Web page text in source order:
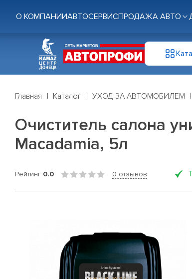
О КОМПАНИИАВТОСЕРВИСПРОДАЖА АВТО
Главная Каталог УХОД ЗА АВТОМОБИЛЕМ
Очиститель салона
Macadamia, 5л
Рейтинг 0.0 0 отзывов